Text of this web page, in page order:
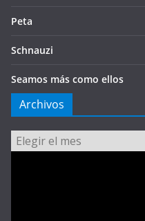
Peta
Schnauzi
Seamos más como ellos
Archivos
Archivos